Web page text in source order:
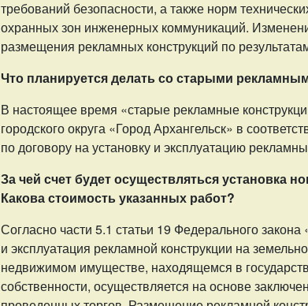
требований безопасности, а также норм
охранных зон инженерных коммуникаций.
размещения рекламных конструкций по
Что планируется делать со старыми
В настоящее время «старые рекламные
городского округа «Город Архангельск» в
по договору на установку и эксплуатацию
За чей счет будет осуществляться установка
Какова стоимость указанных работ?
Согласно части 5.1 статьи 19 Федерального
и эксплуатация рекламной конструкции на
недвижимом имуществе, находящемся в
собственности, осуществляется на основе